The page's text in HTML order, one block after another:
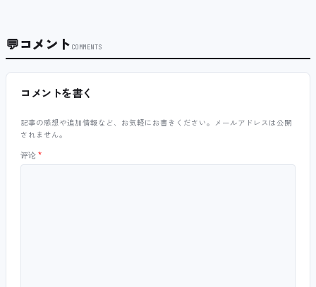
💬コメント COMMENTS
コメントを書く
記事の感想や追加情報など、お気軽にお書きください。メールアドレスは公開
されません。
评论*